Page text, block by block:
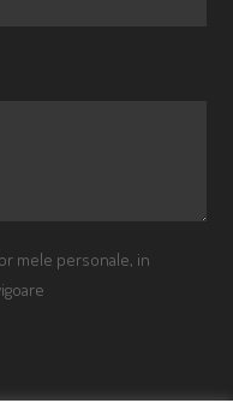
mele personale, in